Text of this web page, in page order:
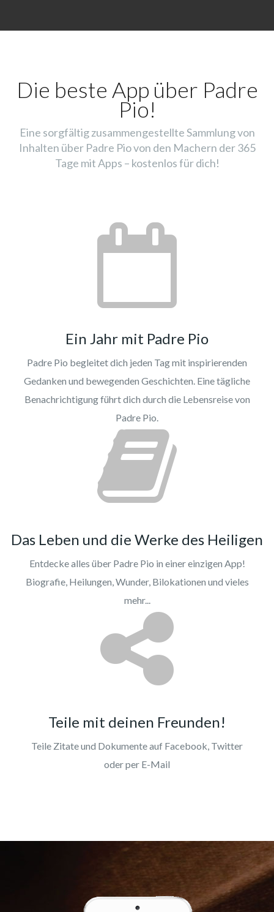
Die beste App über Padre
Pio!
Eine sorgfältig zusammengestellte Sammlung von
Inhalten über Padre Pio von den Machern der 365
Tage mit Apps – kostenlos für dich!
Ein Jahr mit Padre Pio
Padre Pio begleitet dich jeden Tag mit inspirierenden
Gedanken und bewegenden Geschichten. Eine tägliche
Benachrichtigung führt dich durch die Lebensreise von
Padre Pio.
Das Leben und die Werke des Heiligen
Entdecke alles über Padre Pio in einer einzigen App!
Biografie, Heilungen, Wunder, Bilokationen und vieles
mehr...
Teile mit deinen Freunden!
Teile Zitate und Dokumente auf Facebook, Twitter
oder per E-Mail